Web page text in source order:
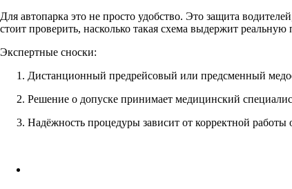
Для автопарка это не просто удобство. Это защита
стоит проверить, насколько такая схема выдержит реальную
Экспертные сноски:
Дистанционный предрейсовый или предсменный
Решение о допуске принимает медицинский
Надёжность процедуры зависит от корректной работы